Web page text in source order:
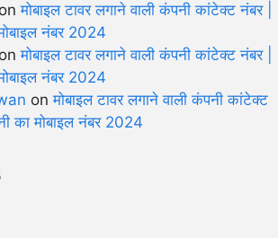
onमोबाइल टावर लगाने वाली कंपनी कांटेक्ट नंबर |
नंबर 2024
onमोबाइल टावर लगाने वाली कंपनी कांटेक्ट नंबर |
नंबर 2024
onमोबाइल टावर लगाने वाली कंपनी कांटेक्ट
का मोबाइल नंबर 2024